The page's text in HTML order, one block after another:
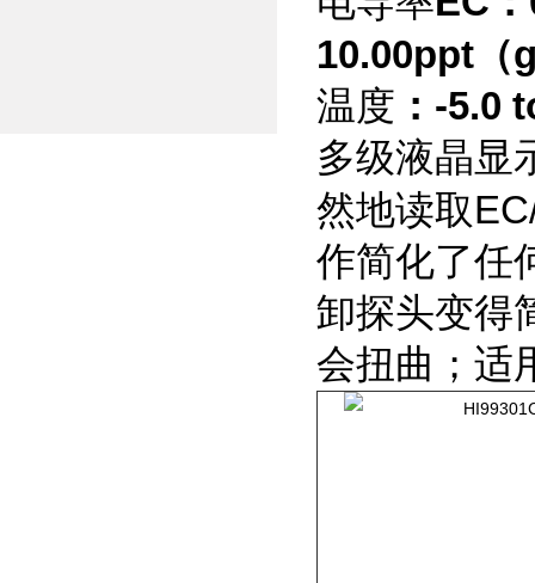
10.00ppt（
温度 ： -5.0
多级液晶显
然地读取
作简化了任
卸探头变得
会扭曲；适